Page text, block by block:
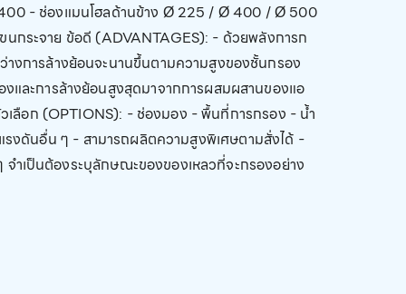
- ช่องแมนโฮลด้านข้าง Ø 225 / Ø 400 / Ø 500
กระจาย ข้อดี (ADVANTAGES): - ด้วยพลังการก
งการล้างย้อนจะนานขึ้นตามความสูงของชั้นกรอง
และการล้างย้อนสูงสุดมาจากการผสมผสานของแอ
เลือก (OPTIONS): - ช่องมอง - พื้นที่การกรอง - น้ำ
งดันอื่น ๆ - สามารถผลิตความสูงพิเศษตามสั่งได้ -
จำเป็นต้องระบุลักษณะของของเหลวที่จะกรองอย่าง